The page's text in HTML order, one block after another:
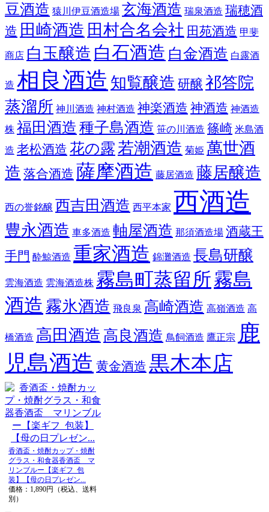
豆酒造 猿川伊豆酒造場 玄海酒造 瑞泉酒造 瑞穂酒
造 田崎酒造 田村合名会社 田苑酒造 甲斐
商店 白玉醸造 白石酒造 白金酒造 白露酒
造 相良酒造 知覧醸造 研醸 祁答院
蒸溜所 神川酒造 神村酒造 神楽酒造 神酒造 神酒造
株 福田酒造 種子島酒造 笹の川酒造 篠崎 米島酒
造 老松酒造 花の露若潮酒造 菊姫 萬世酒
造 落合酒造 薩摩酒造 藤居酒造 藤居醸造
西の誉銘醸 西吉田酒造 西平本家 西酒造
豊永酒造 車多酒造 軸屋酒造 那須酒造場 酒蔵王
手門 酔鯨酒造 重家酒造 錦灘酒造 長島研醸
雲海酒造 雲海酒造株 霧島町蒸留所霧島
酒造 霧氷酒造 飛良泉 高崎酒造 高嶺酒造 高
橋酒造 高田酒造 高良酒造 鳥飼酒造 鷹正宗 鹿
児島酒造 黄金酒造 黒木本店
香酒盃・焼酎カップ・焼酎
グラス・和食器香酒盃 マ
リンブルー【楽ギフ_包
装】【母の日プレゼン...
価格：1,890円（税込、送料
別）